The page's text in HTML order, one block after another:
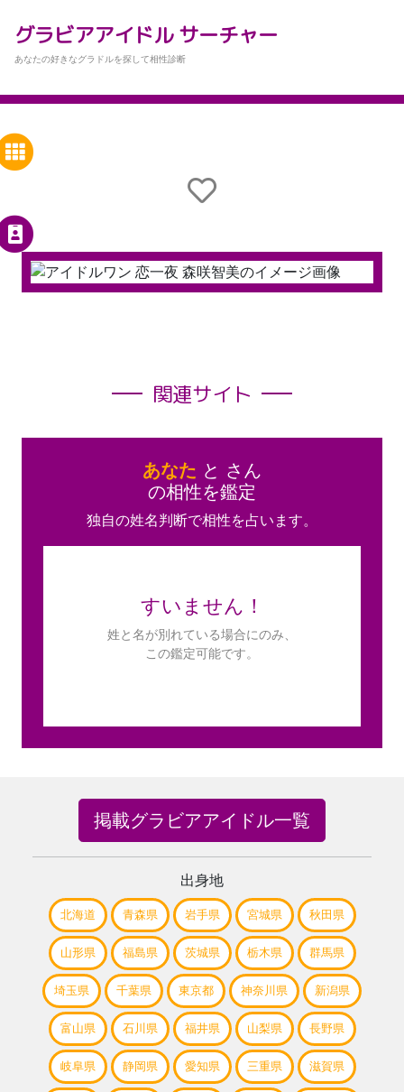
グラビアアイドル サーチャー
あなたの好きなグラドルを探して相性診断
関連サイト
あなた と さん
の相性を鑑定
独自の姓名判断で相性を占います。
すいません！
姓と名が別れている場合にのみ、
この鑑定可能です。
掲載グラビアアイドル一覧
出身地
北海道 青森県 岩手県 宮城県 秋田県
山形県 福島県 茨城県 栃木県 群馬県
埼玉県 千葉県 東京都 神奈川県 新潟県
富山県 石川県 福井県 山梨県 長野県
岐阜県 静岡県 愛知県 三重県 滋賀県